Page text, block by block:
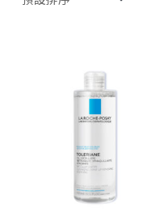
始
價
格：
NT$ 830。